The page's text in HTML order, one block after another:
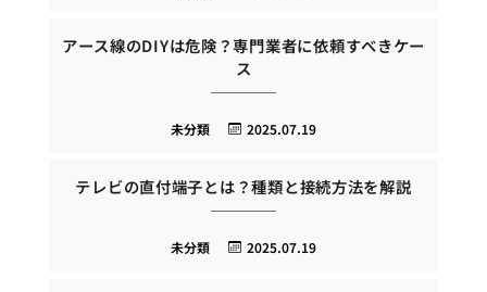
アース線のDIYは危険？専門業者に依頼すべきケー
ス
2025.07.19
未分類
テレビの直付端子とは？種類と接続方法を解説
2025.07.19
未分類